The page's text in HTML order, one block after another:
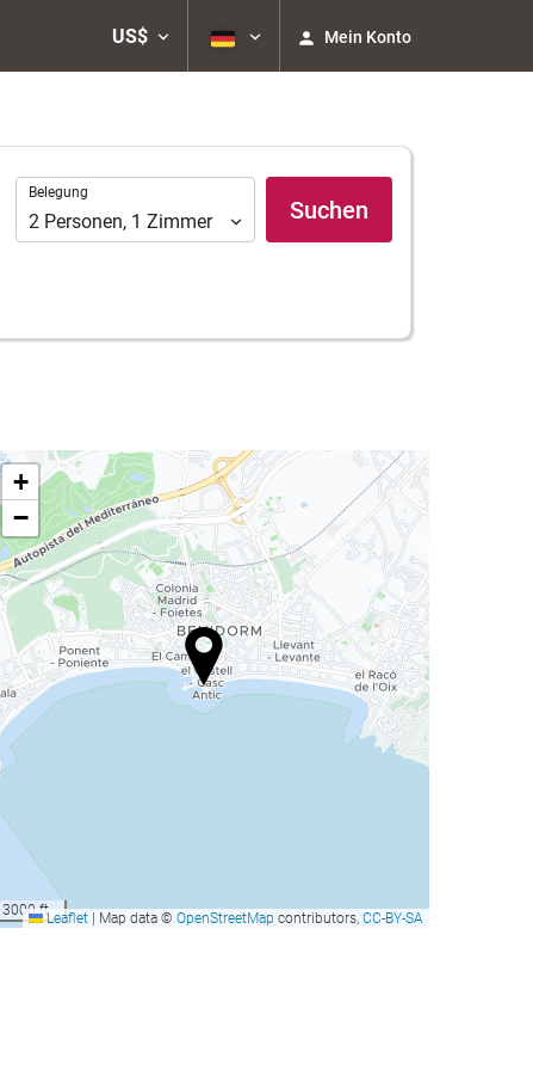
US$ Mein Konto
Belegung
Belegung
2 Personen, 1 Zimmer Suchen
+
−
3000 ftLeaflet Map data © OpenStreetMap contributors, CC-BY-SA